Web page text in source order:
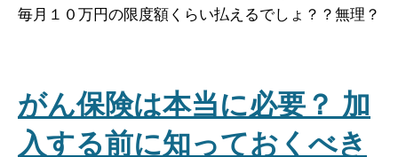
毎月１０万円の限度額くらい払えるでしょ？？無理？
がん保険は本当に必要？ 加
入する前に知っておくべき